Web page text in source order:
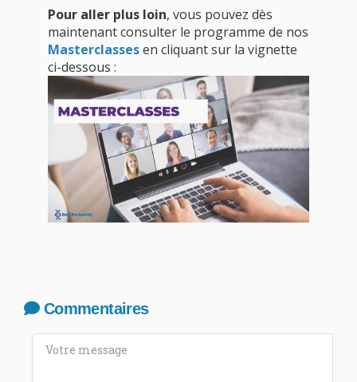
Pour aller plus loin, vous pouvez dès
maintenant consulter le programme de nos
Masterclassesen cliquant sur la vignette
ci-dessous :
Commentaires